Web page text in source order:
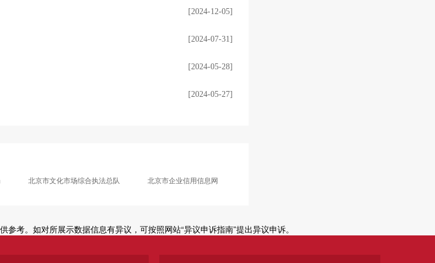
[2024-12-05]
[2024-07-31]
[2024-05-28]
[2024-05-27]
北京市文化市场综合执法总队 北京市企业信用信息网
考。如对所展示数据信息有异议，可按照网站“异议申诉指南”提出异议申诉。